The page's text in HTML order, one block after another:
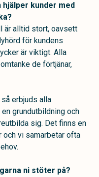
hjälper kunder med
är alltid stort, oavsett
för kundens
är viktigt. Alla
de förtjänar,
erbjuds alla
grundutbildning och
sig. Det finns en
och vi samarbetar ofta
ni stöter på?